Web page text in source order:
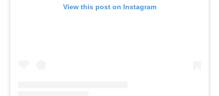
View this post on Instagram